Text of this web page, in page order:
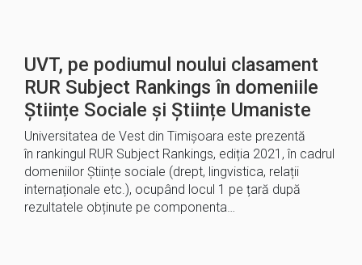
UVT, pe podiumul noului clasament
RUR Subject Rankings în domeniile
Științe Sociale și Științe Umaniste
Universitatea de Vest din Timișoara este prezentă
în rankingul RUR Subject Rankings, ediția 2021, în cadrul
domeniilor Științe sociale (drept, lingvistica, relații
internaționale etc.), ocupând locul 1 pe țară după
rezultatele obținute pe componenta…